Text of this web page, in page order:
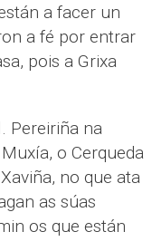
a facer un
a fé por entrar
pois a Grixa
Pereiriña na
o Cerqueda
no que ata
as súas
os que están